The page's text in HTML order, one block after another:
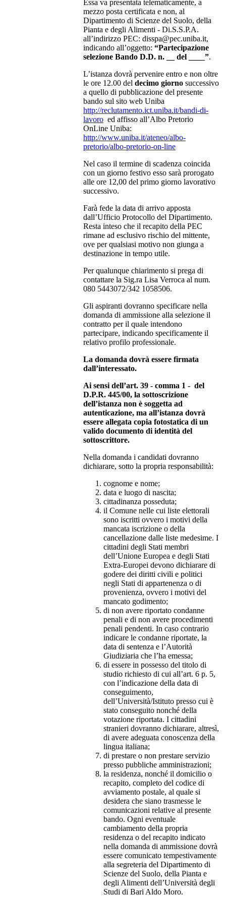
Essa va presentata telematicamente, a
mezzo posta certificata e non, al
Dipartimento di Scienze del Suolo, della
Pianta e degli Alimenti - Di.S.S.P.A.
all’indirizzo PEC: disspa@pec.uniba.it,
indicando all’oggetto: “Partecipazione
selezione Bando D.D. n. __ del ____”.
L’istanza dovrà pervenire entro e non oltre
le ore 12.00 del decimo giorno successivo
a quello di pubblicazione del presente
bando sul sito web Uniba
http://reclutamento.ict.uniba.it/bandi-di-
lavoro ed affisso all’Albo Pretorio
OnLine Uniba:
http://www.uniba.it/ateneo/albo-
pretorio/albo-pretorio-on-line
Nel caso il termine di scadenza coincida
con un giorno festivo esso sarà prorogato
alle ore 12,00 del primo giorno lavorativo
successivo.
Farà fede la data di arrivo apposta
dall’Ufficio Protocollo del Dipartimento.
Resta inteso che il recapito della PEC
rimane ad esclusivo rischio del mittente,
ove per qualsiasi motivo non giunga a
destinazione in tempo utile.
Per qualunque chiarimento si prega di
contattare la Sig.ra Lisa Verroca al num.
080 5443072/342 1058506.
Gli aspiranti dovranno specificare nella
domanda di ammissione alla selezione il
contratto per il quale intendono
partecipare, indicando specificamente il
relativo profilo professionale.
La domanda dovrà essere firmata
dall’interessato.
Ai sensi dell’art. 39 - comma 1 - del
D.P.R. 445/00, la sottoscrizione
dell’istanza non è soggetta ad
autenticazione, ma all’istanza dovrà
essere allegata copia fotostatica di un
valido documento di identità del
sottoscrittore.
Nella domanda i candidati dovranno
dichiarare, sotto la propria responsabilità:
cognome e nome;
data e luogo di nascita;
cittadinanza posseduta;
il Comune nelle cui liste elettorali
sono iscritti ovvero i motivi della
mancata iscrizione o della
cancellazione dalle liste medesime. I
cittadini degli Stati membri
dell’Unione Europea e degli Stati
Extra-Europei devono dichiarare di
godere dei diritti civili e politici
negli Stati di appartenenza o di
provenienza, ovvero i motivi del
mancato godimento;
di non avere riportato condanne
penali e di non avere procedimenti
penali pendenti. In caso contrario
indicare le condanne riportate, la
data di sentenza e l’Autorità
Giudiziaria che l’ha emessa;
di essere in possesso del titolo di
studio richiesto di cui all’art. 6 p. 5,
con l’indicazione della data di
conseguimento,
dell’Università/Istituto presso cui è
stato conseguito nonché della
votazione riportata. I cittadini
stranieri dovranno dichiarare, altresì,
di avere adeguata conoscenza della
lingua italiana;
di prestare o non prestare servizio
presso pubbliche amministrazioni;
la residenza, nonché il domicilio o
recapito, completo del codice di
avviamento postale, al quale si
desidera che siano trasmesse le
comunicazioni relative al presente
bando. Ogni eventuale
cambiamento della propria
residenza o del recapito indicato
nella domanda di ammissione dovrà
essere comunicato tempestivamente
alla segreteria del Dipartimento di
Scienze del Suolo, della Pianta e
degli Alimenti dell’Università degli
Studi di Bari Aldo Moro.